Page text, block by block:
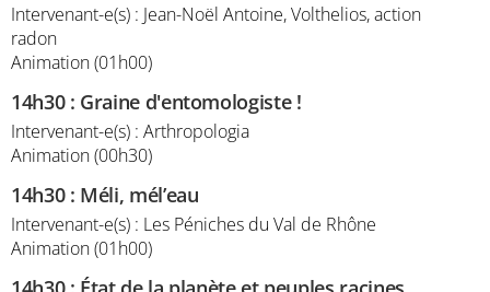
Intervenant-e(s) : Jean-Noël Antoine, Volthelios, action
radon
Animation (01h00)
14h30: Graine d'entomologiste !
Intervenant-e(s) : Arthropologia
Animation (00h30)
14h30: Méli, mél’eau
Intervenant-e(s) : Les Péniches du Val de Rhône
Animation (01h00)